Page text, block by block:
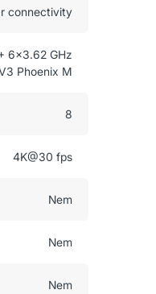
connectivity
6x3.62 GHz
Phoenix M
8
4K@30 fps
Nem
Nem
Nem